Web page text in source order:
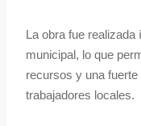
La obra fue
municipal, lo que
recursos y una
trabajadores locales.